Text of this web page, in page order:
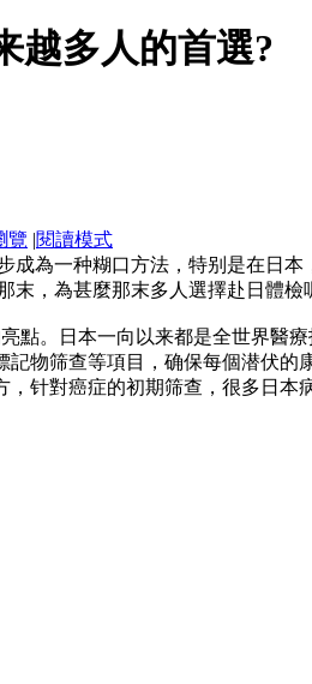
越多人的首選?
覽 |閱讀模式
成為一种糊口方法，特别是在日
末，為甚麼那末多人選擇赴日體檢
點。日本一向以来都是全世界醫
物筛查等項目，确保每個潜伏
针對癌症的初期筛查，很多日